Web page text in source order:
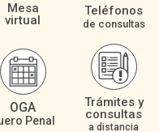
Mesa
virtual
Teléfonos
de consultas
OGA
Penal
Trámites y
consultas
a distancia